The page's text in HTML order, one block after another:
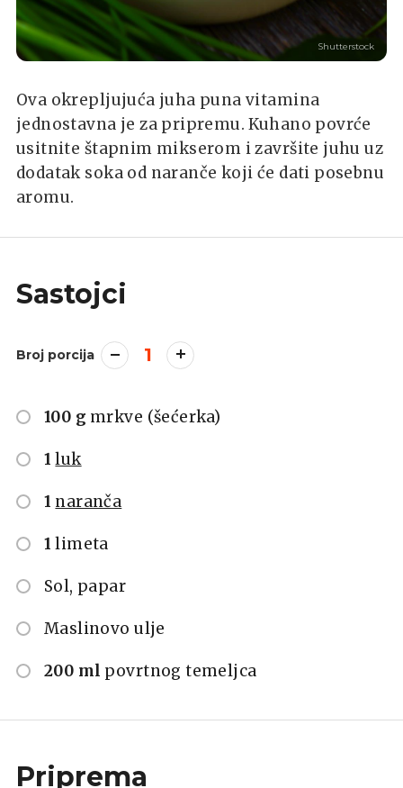
Shutterstock
Ova okrepljujuća juha puna vitamina
jednostavna je za pripremu. Kuhano povrće
usitnite štapnim mikserom i završite juhu uz
dodatak soka od naranče koji će dati posebnu
aromu.
Sastojci
Broj porcija 1
100 g mrkve (šećerka)
1 luk
1 naranča
1 limeta
Sol, papar
Maslinovo ulje
200 ml povrtnog temeljca
Priprema